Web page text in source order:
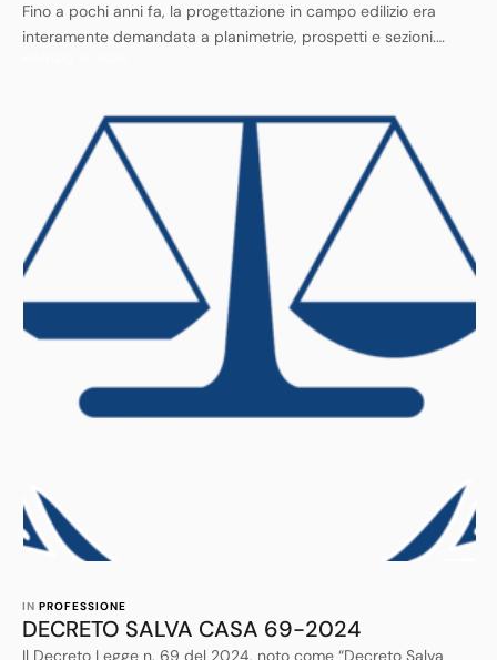
Fino a pochi anni fa, la progettazione in campo edilizio era
interamente demandata a planimetrie, prospetti e sezioni.
Fortunatamente, negli ultimi anni si è sempre più sviluppato un
nuovo modo di rappresentare il progetto architettonico, …
IN PROFESSIONE
DECRETO SALVA CASA 69-2024
Il Decreto Legge n. 69 del 2024, noto come “Decreto Salva